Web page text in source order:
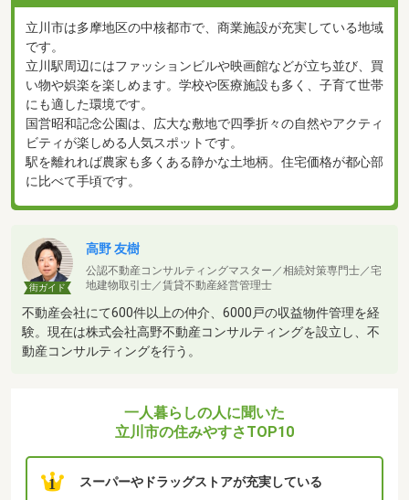
立川市は多摩地区の中核都市で、商業施設が充実している地域
です。
立川駅周辺にはファッションビルや映画館などが立ち並び、買
い物や娯楽を楽しめます。学校や医療施設も多く、子育て世帯
にも適した環境です。
国営昭和記念公園は、広大な敷地で四季折々の自然やアクティ
ビティが楽しめる人気スポットです。
駅を離れれば農家も多くある静かな土地柄。住宅価格が都心部
に比べて手頃です。
街ガイド
高野 友樹
公認不動産コンサルティングマスター／相続対策専門士／宅
地建物取引士／賃貸不動産経営管理士
不動産会社にて600件以上の仲介、6000戸の収益物件管理を経
験。現在は株式会社高野不動産コンサルティングを設立し、不
動産コンサルティングを行う。
一人暮らしの人に聞いた
立川市の住みやすさTOP10
1 スーパーやドラッグストアが充実している